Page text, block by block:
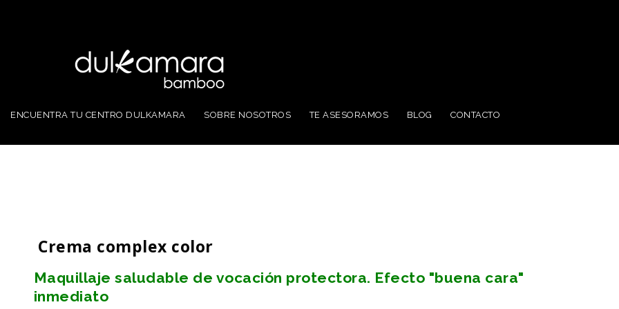
ENCUENTRA TU CENTRO DULKAMARA SOBRE NOSOTROS TE ASESORAMOS BLOG CONTACTO
Crema complex color
Maquillaje saludable de vocación protectora. Efecto "buena cara"
inmediato